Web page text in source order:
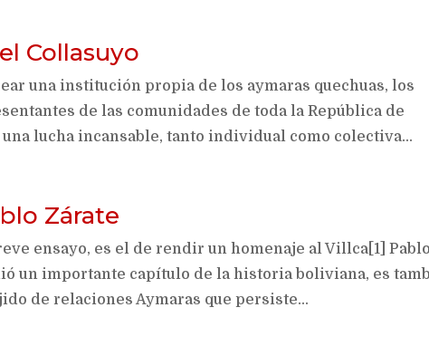
Collasuyo
una institución propia de los aymaras quechuas, los
de las comunidades de toda la República de
lucha incansable, tanto individual como colectiva...
Zárate
ensayo, es el de rendir un homenaje al Villca[1] Pablo
un importante capítulo de la historia boliviana, es
de relaciones Aymaras que persiste...